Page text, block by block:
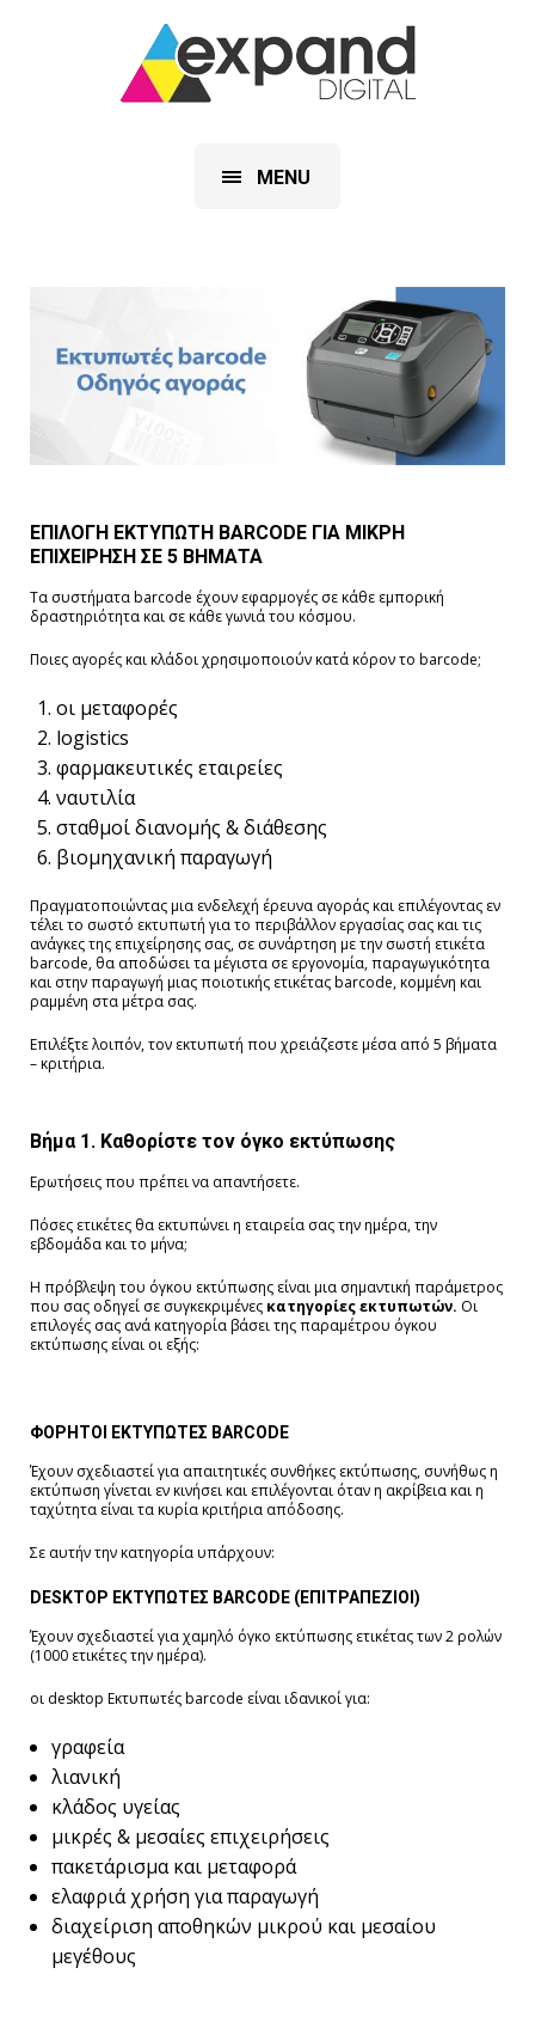
MENU
ΕΠΙΛΟΓΗ ΕΚΤΥΠΩΤΗ BARCODE ΓΙΑ ΜΙΚΡΗ
ΕΠΙΧΕΙΡΗΣΗ ΣΕ 5 ΒΗΜΑΤΑ
Τα συστήματα barcode έχουν εφαρμογές σε κάθε εμπορική
δραστηριότητα και σε κάθε γωνιά του κόσμου.
Ποιες αγορές και κλάδοι χρησιμοποιούν κατά κόρον το barcode;
οι μεταφορές
logistics
φαρμακευτικές εταιρείες
ναυτιλία
σταθμοί διανομής & διάθεσης
βιομηχανική παραγωγή
Πραγματοποιώντας μια ενδελεχή έρευνα αγοράς και επιλέγοντας εν
τέλει το σωστό εκτυπωτή για το περιβάλλον εργασίας σας και τις
ανάγκες της επιχείρησης σας, σε συνάρτηση με την σωστή ετικέτα
barcode, θα αποδώσει τα μέγιστα σε εργονομία, παραγωγικότητα
και στην παραγωγή μιας ποιοτικής ετικέτας barcode, κομμένη και
ραμμένη στα μέτρα σας.
Επιλέξτε λοιπόν, τον εκτυπωτή που χρειάζεστε μέσα από 5 βήματα
– κριτήρια.
Βήμα 1. Καθορίστε τον όγκο εκτύπωσης
Ερωτήσεις που πρέπει να απαντήσετε.
Πόσες ετικέτες θα εκτυπώνει η εταιρεία σας την ημέρα, την
εβδομάδα και το μήνα;
Η πρόβλεψη του όγκου εκτύπωσης είναι μια σημαντική παράμετρος
που σας οδηγεί σε συγκεκριμένες κατηγορίες εκτυπωτών. Οι
επιλογές σας ανά κατηγορία βάσει της παραμέτρου όγκου
εκτύπωσης είναι οι εξής:
ΦΟΡΗΤΟΙ ΕΚΤΥΠΩΤΕΣ BARCODE
Έχουν σχεδιαστεί για απαιτητικές συνθήκες εκτύπωσης, συνήθως η
εκτύπωση γίνεται εν κινήσει και επιλέγονται όταν η ακρίβεια και η
ταχύτητα είναι τα κυρία κριτήρια απόδοσης.
Σε αυτήν την κατηγορία υπάρχουν:
DESKTOP ΕΚΤΥΠΩΤΕΣ BARCODE (ΕΠΙΤΡΑΠΕΖΙΟΙ)
Έχουν σχεδιαστεί για χαμηλό όγκο εκτύπωσης ετικέτας των 2 ρολών
(1000 ετικέτες την ημέρα).
οι desktop Εκτυπωτές barcode είναι ιδανικοί για:
γραφεία
λιανική
κλάδος υγείας
μικρές & μεσαίες επιχειρήσεις
πακετάρισμα και μεταφορά
ελαφριά χρήση για παραγωγή
διαχείριση αποθηκών μικρού και μεσαίου
μεγέθους